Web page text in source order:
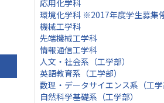
応用化学科
環境化学科 ※2017年度学生募集
機械工学科
先端機械工学科
情報通信工学科
人文・社会系（工学部）
英語教育系（工学部）
数理・データサイエンス系（工学
自然科学基礎系（工学部）